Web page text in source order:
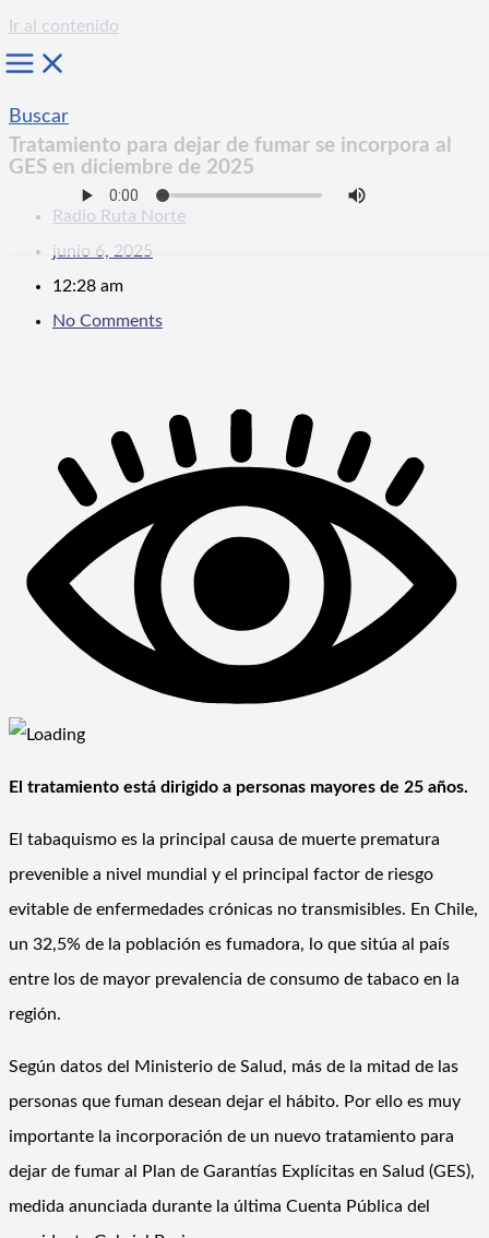
Ir al contenido
Buscar
Tratamiento para dejar de fumar se incorpora al
GES en diciembre de 2025
Radio Ruta Norte
junio 6, 2025
12:28 am
No Comments
El tratamiento está dirigido a personas mayores de 25 años.
El tabaquismo es la principal causa de muerte prematura
prevenible a nivel mundial y el principal factor de riesgo
evitable de enfermedades crónicas no transmisibles. En Chile,
un 32,5% de la población es fumadora, lo que sitúa al país
entre los de mayor prevalencia de consumo de tabaco en la
región.
Según datos del Ministerio de Salud, más de la mitad de las
personas que fuman desean dejar el hábito. Por ello es muy
importante la incorporación de un nuevo tratamiento para
dejar de fumar al Plan de Garantías Explícitas en Salud (GES),
medida anunciada durante la última Cuenta Pública del